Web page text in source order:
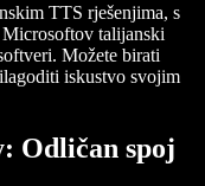
TTS rješenjima, s
talijanski
Možete birati
iskustvo svojim
Odličan spoj